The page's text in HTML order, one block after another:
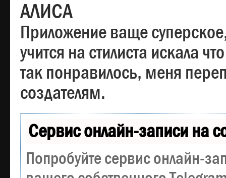
АЛИСА
Приложение ваще
учится на стилиста искала
так понравилось, меня
создателям.
Сервис онлайн-записи на
Попробуйте сервис онлайн-